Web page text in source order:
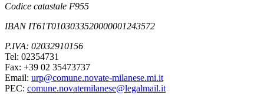
Codice catastale F955
IBAN IT61T0103033520000001243572
P.IVA: 02032910156
Tel: 02354731
Fax: +39 02 35473737
Email: urp@comune.novate-milanese.mi.it
PEC: comune.novatemilanese@legalmail.it